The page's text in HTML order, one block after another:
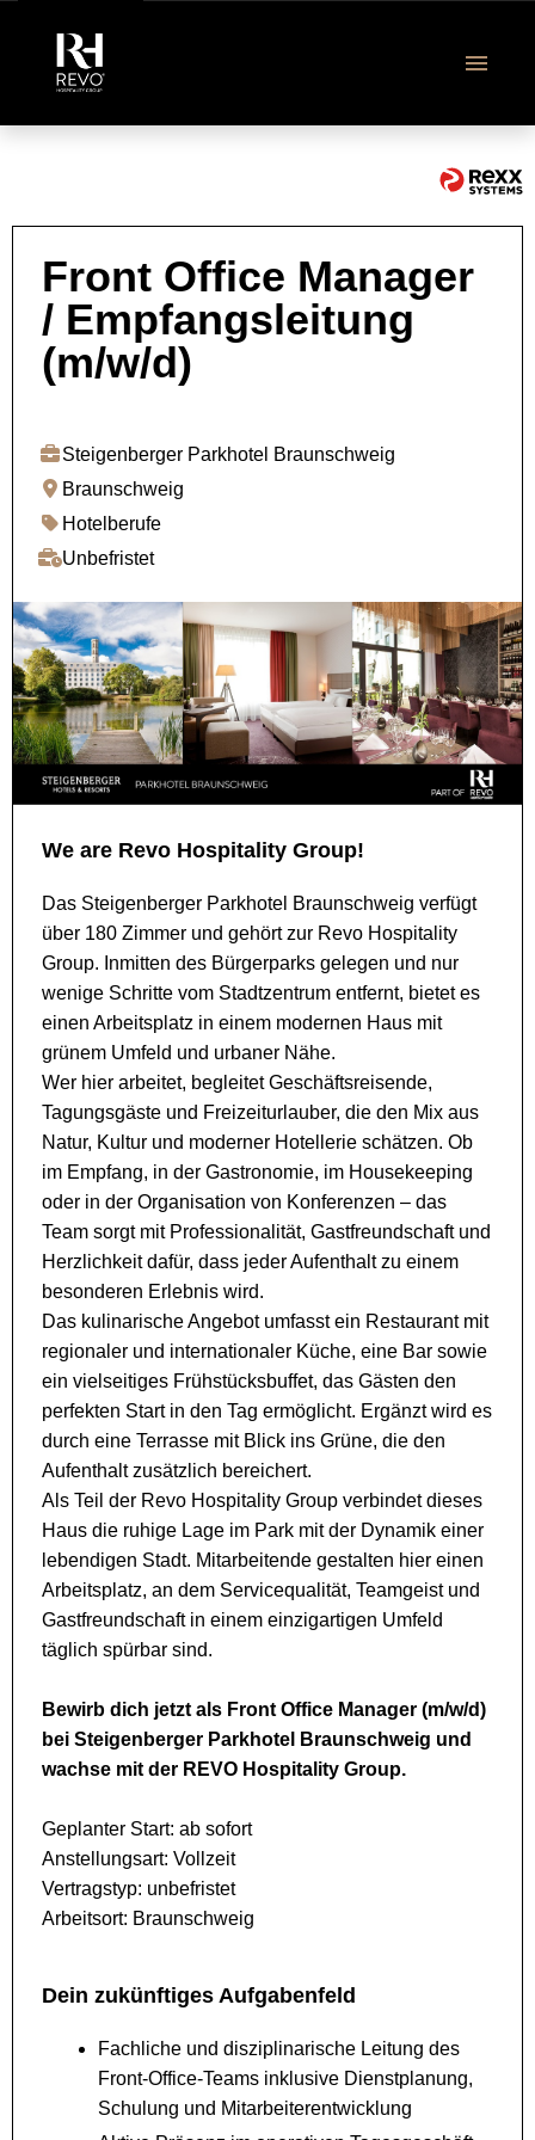
Revo Jobangebote
Ausbildung & Studium
Über uns
FAQ
Front Office Manager
/ Empfangsleitung
(m/w/d)
Steigenberger Parkhotel Braunschweig
Braunschweig
Hotelberufe
Unbefristet
We are Revo Hospitality Group!
Das Steigenberger Parkhotel Braunschweig verfügt
über 180 Zimmer und gehört zur Revo Hospitality
Group. Inmitten des Bürgerparks gelegen und nur
wenige Schritte vom Stadtzentrum entfernt, bietet es
einen Arbeitsplatz in einem modernen Haus mit
grünem Umfeld und urbaner Nähe.
Wer hier arbeitet, begleitet Geschäftsreisende,
Tagungsgäste und Freizeiturlauber, die den Mix aus
Natur, Kultur und moderner Hotellerie schätzen. Ob
im Empfang, in der Gastronomie, im Housekeeping
oder in der Organisation von Konferenzen – das
Team sorgt mit Professionalität, Gastfreundschaft und
Herzlichkeit dafür, dass jeder Aufenthalt zu einem
besonderen Erlebnis wird.
Das kulinarische Angebot umfasst ein Restaurant mit
regionaler und internationaler Küche, eine Bar sowie
ein vielseitiges Frühstücksbuffet, das Gästen den
perfekten Start in den Tag ermöglicht. Ergänzt wird es
durch eine Terrasse mit Blick ins Grüne, die den
Aufenthalt zusätzlich bereichert.
Als Teil der Revo Hospitality Group verbindet dieses
Haus die ruhige Lage im Park mit der Dynamik einer
lebendigen Stadt. Mitarbeitende gestalten hier einen
Arbeitsplatz, an dem Servicequalität, Teamgeist und
Gastfreundschaft in einem einzigartigen Umfeld
täglich spürbar sind.
Bewirb dich jetzt als Front Office Manager (m/w/d)
bei Steigenberger Parkhotel Braunschweig und
wachse mit der REVO Hospitality Group.
Geplanter Start: ab sofort
Anstellungsart: Vollzeit
Vertragstyp: unbefristet
Arbeitsort: Braunschweig
Dein zukünftiges Aufgabenfeld
Fachliche und disziplinarische Leitung des
Front-Office-Teams inklusive Dienstplanung,
Schulung und Mitarbeiterentwicklung